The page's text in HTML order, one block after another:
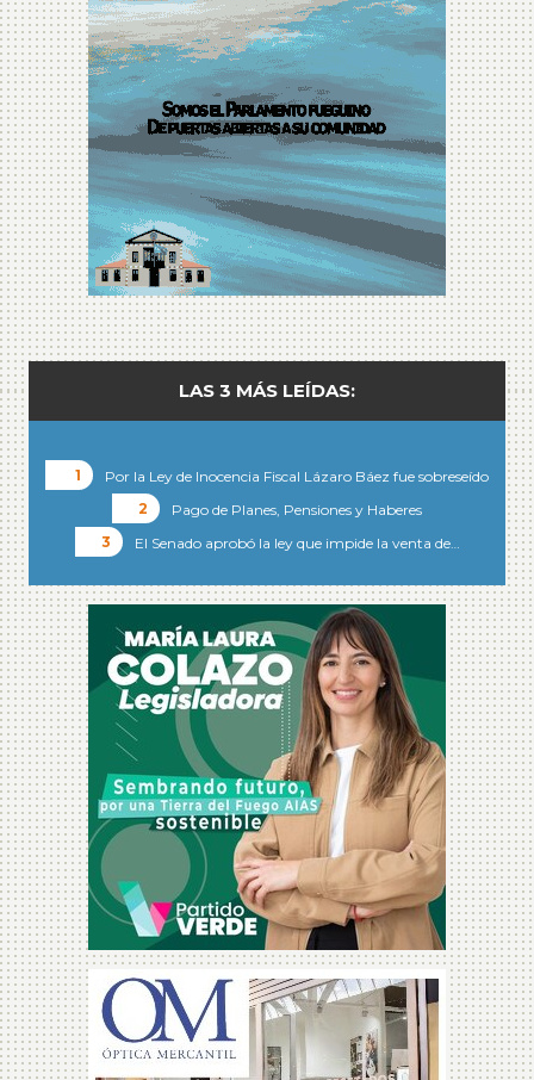
LAS 3 MÁS LEÍDAS:
Por la Ley de Inocencia Fiscal Lázaro Báez fue sobreseído
Pago de Planes, Pensiones y Haberes
El Senado aprobó la ley que impide la venta de…